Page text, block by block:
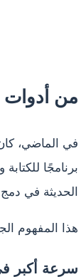
من أدوات
في الماضي،
برنامجًا
الحديثة في
هذا المفهوم
سرعة أكبر